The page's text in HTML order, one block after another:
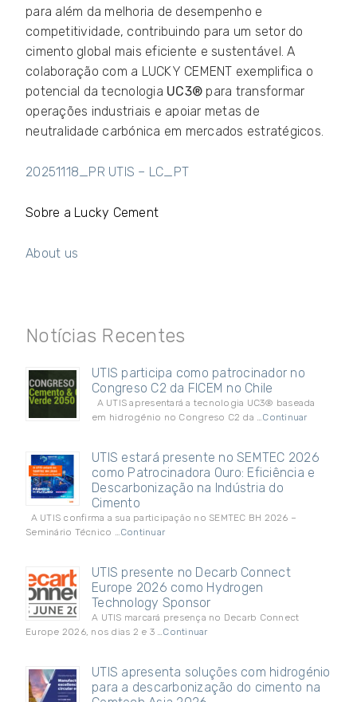
para além da melhoria de desempenho e
competitividade, contribuindo para um setor do
cimento global mais eficiente e sustentável. A
colaboração com a LUCKY CEMENT exemplifica o
potencial da tecnologia UC3® para transformar
operações industriais e apoiar metas de
neutralidade carbónica em mercados estratégicos.
20251118_PR UTIS – LC_PT
Sobre a Lucky Cement
About us
Notícias Recentes
UTIS participa como patrocinador no
Congreso C2 da FICEM no Chile
A UTIS apresentará a tecnologia UC3® baseada
em hidrogénio no Congreso C2 da …Continuar
UTIS estará presente no SEMTEC 2026
como Patrocinadora Ouro: Eficiência e
Descarbonização na Indústria do
Cimento
A UTIS confirma a sua participação no SEMTEC BH 2026 –
Seminário Técnico …Continuar
UTIS presente no Decarb Connect
Europe 2026 como Hydrogen
Technology Sponsor
A UTIS marcará presença no Decarb Connect
Europe 2026, nos dias 2 e 3 …Continuar
UTIS apresenta soluções com hidrogénio
para a descarbonização do cimento na